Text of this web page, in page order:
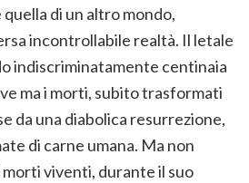
di un altro mondo,
incontrollabile realtà. Il letale
indiscriminatamente centinaia
ma i morti, subito trasformati
da una diabolica resurrezione,
di carne umana. Ma non
viventi, durante il suo